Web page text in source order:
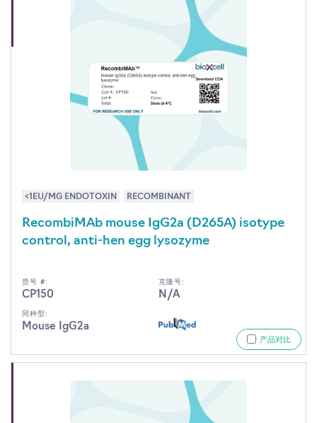
<1EU/MG ENDOTOXIN RECOMBINANT
RecombiMAb mouse IgG2a (D265A) isotype
control, anti-hen egg lysozyme
货号 #:
CP150
克隆号:
N/A
同种型:
Mouse IgG2a
产品对比